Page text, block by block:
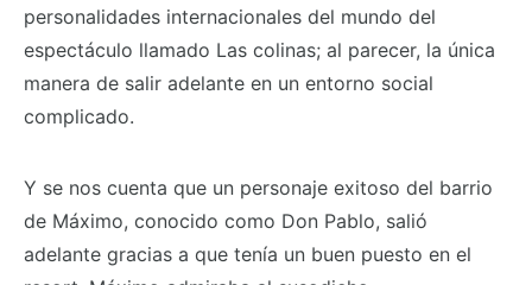
personalidades internacionales del mundo del
espectáculo llamado Las colinas; al parecer, la única
manera de salir adelante en un entorno social
complicado.
Y se nos cuenta que un personaje exitoso del barrio
de Máximo, conocido como Don Pablo, salió
adelante gracias a que tenía un buen puesto en el